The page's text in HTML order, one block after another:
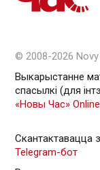
© 2008-2026 Novy
Выкарыстанне
спасылкі (для
«Новы Час» Online
Скантактавацца
Telegram-бот